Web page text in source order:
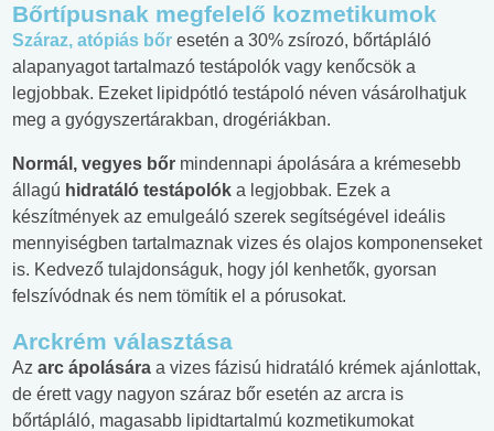
Bőrtípusnak megfelelő kozmetikumok
Száraz, atópiás bőr esetén a 30% zsírozó, bőrtápláló
alapanyagot tartalmazó testápolók vagy kenőcsök a
legjobbak. Ezeket lipidpótló testápoló néven vásárolhatjuk
meg a gyógyszertárakban, drogériákban.
Normál, vegyes bőr mindennapi ápolására a krémesebb
állagú hidratáló testápolók a legjobbak. Ezek a
készítmények az emulgeáló szerek segítségével ideális
mennyiségben tartalmaznak vizes és olajos komponenseket
is. Kedvező tulajdonságuk, hogy jól kenhetők, gyorsan
felszívódnak és nem tömítik el a pórusokat.
Arckrém választása
Az arc ápolására a vizes fázisú hidratáló krémek ajánlottak,
de érett vagy nagyon száraz bőr esetén az arcra is
bőrtápláló, magasabb lipidtartalmú kozmetikumokat